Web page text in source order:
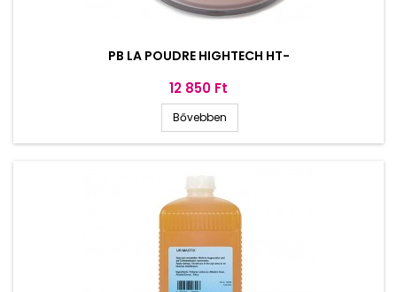
PB LA POUDRE HIGHTECH HT-
Ár
12 850 Ft
Bővebben